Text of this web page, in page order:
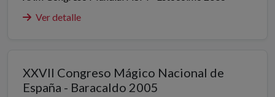
Ver detalle
XXVII Congreso Mágico Nacional de
España - Baracaldo 2005